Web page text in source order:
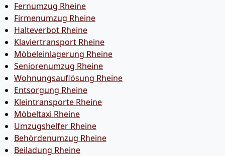
Fernumzug Rheine
Firmenumzug Rheine
Halteverbot Rheine
Klaviertransport Rheine
Möbeleinlagerung Rheine
Seniorenumzug Rheine
Wohnungsauflösung Rheine
Entsorgung Rheine
Kleintransporte Rheine
Möbeltaxi Rheine
Umzugshelfer Rheine
Behördenumzug Rheine
Beiladung Rheine